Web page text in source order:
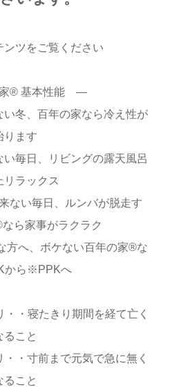
ンツをご覧ください
®︎ 基本性能 ―
い冬、百年の家なら冷え性が
ります
い毎日、リビングの露天風呂
リラックス
ない毎日、ルンバが脱走す
ら家事がラクラク
方へ、ボケない百年の家®︎な
から※PPKへ
・寝たきり期間を経て亡く
ること
・寸前まで元気で急に無く
ること